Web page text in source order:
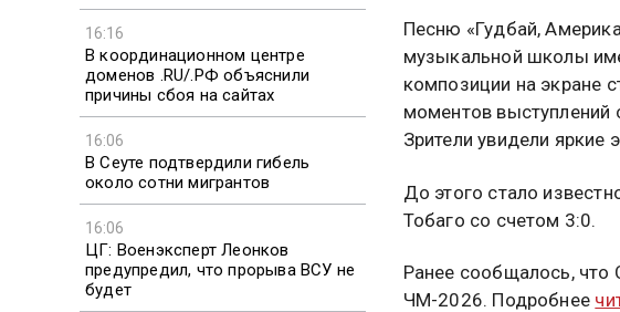
16:16
В координационном центре
доменов .RU/.РФ объяснили
причины сбоя на сайтах
16:06
В Сеуте подтвердили гибель
около сотни мигрантов
16:06
ЦГ: Военэксперт Леонков
предупредил, что прорыва ВСУ не
будет
Песню «Гудбай,
музыкальной школы
композиции на экране
моментов выступлений
Зрители увидели
До этого стало
Тобаго со счетом 3:0.
Ранее сообщалось, что
ЧМ-2026. Подробнее